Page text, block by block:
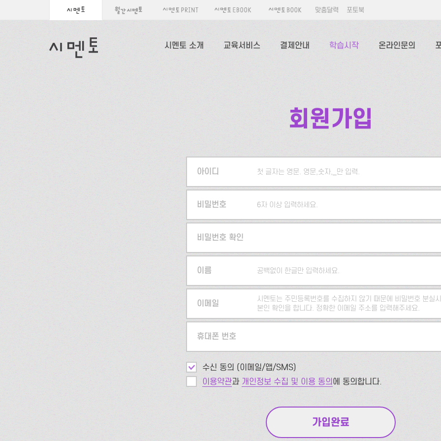
맞춤달력 포토북
시멘토 소개 교육서비스 결제안내 학습시작 온라인문의
회원가입
아이디 첫 글자는 영문. 영문,숫자,_만 입력.
5자 이상 입력하세요.
비밀번호 6자 이상 입력하세요.
비밀번호 확인
이름 공백없이 한글만 입력하세요.
이메일
시멘토는 주민등록번호를 수집하지 않기 때문에 비밀번호 분실
본인 확인을 합니다. 정확한 이메일 주소를 입력해주세요.
휴대폰 번호
수신 동의 (이메일/앱/SMS)
이용약관과 개인정보 수집 및 이용 동의에 동의합니다.